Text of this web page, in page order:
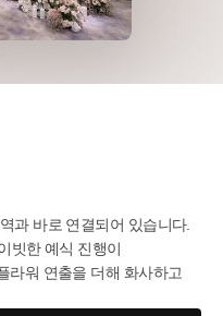
과 바로 연결되어 있습니다.
빗한 예식 진행이
라워 연출을 더해 화사하고